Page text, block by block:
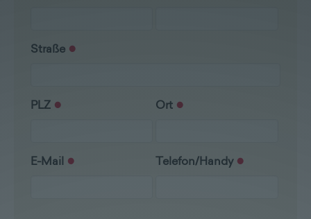
Straße
PLZ Ort
E-Mail Telefon/Handy